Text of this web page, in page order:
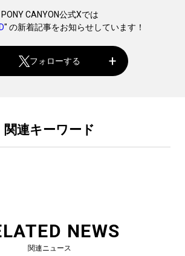
PONY CANYON公式Xでは
" の新着記事をお知らせしています！
フォローする
関連キーワード
NEWS
関連ニュース